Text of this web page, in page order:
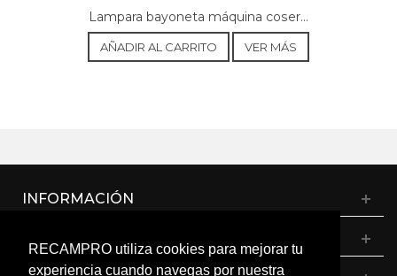
RECAMPRO utiliza cookies para mejorar tu
experiencia cuando navegas por nuestra
Lampara bayoneta máquina coser...
AÑADIR AL CARRITO VER MÁS
INFORMACIÓN